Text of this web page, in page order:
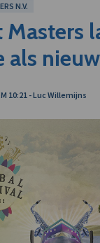
N.V.
Masters
als
10:21 - Luc Willemijns